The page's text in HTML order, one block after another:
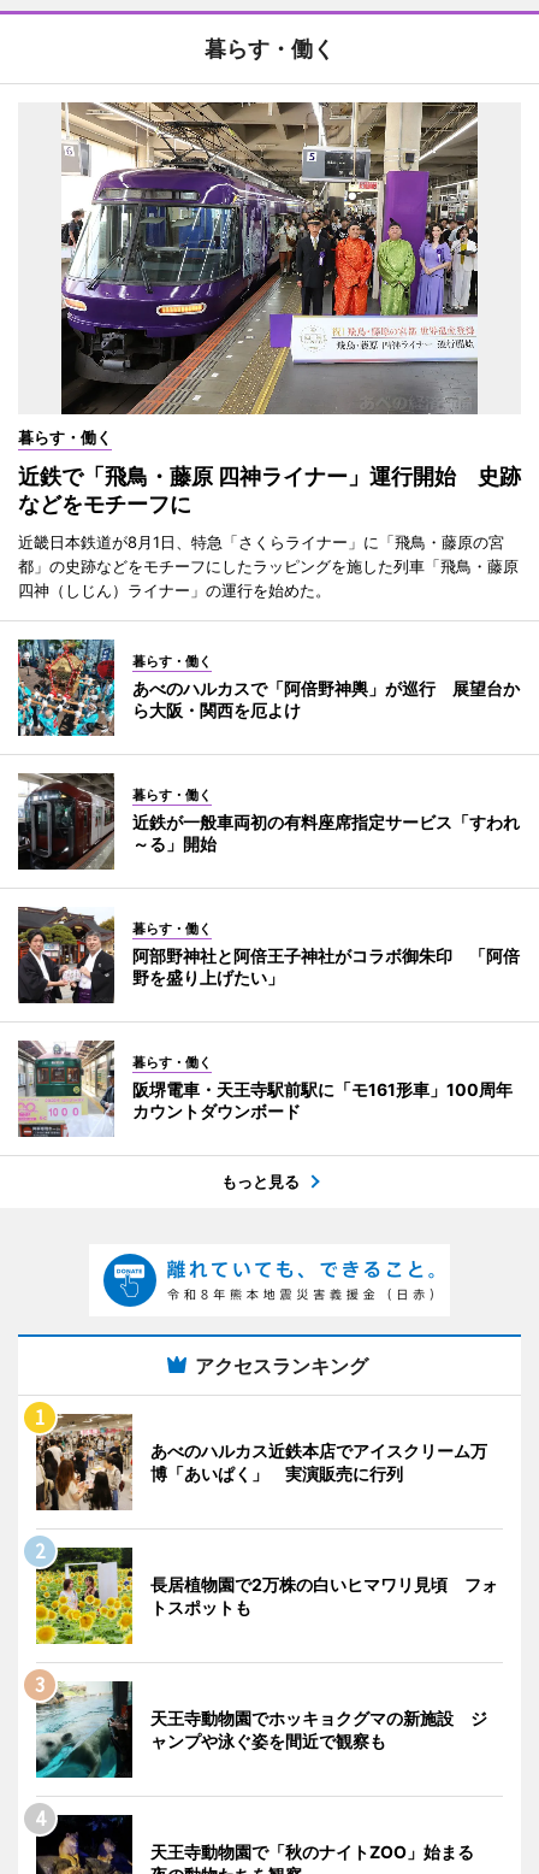
暮らす・働く
暮らす・働く
近鉄で「飛鳥・藤原 四神ライナー」運行開始 史跡
などをモチーフに
近畿日本鉄道が8月1日、特急「さくらライナー」に「飛鳥・藤原の宮
都」の史跡などをモチーフにしたラッピングを施した列車「飛鳥・藤原
四神（しじん）ライナー」の運行を始めた。
暮らす・働く
あべのハルカスで「阿倍野神輿」が巡行 展望台か
ら大阪・関西を厄よけ
暮らす・働く
近鉄が一般車両初の有料座席指定サービス「すわれ
～る」開始
暮らす・働く
阿部野神社と阿倍王子神社がコラボ御朱印 「阿倍
野を盛り上げたい」
暮らす・働く
阪堺電車・天王寺駅前駅に「モ161形車」100周年
カウントダウンボード
もっと見る
アクセスランキング
あべのハルカス近鉄本店でアイスクリーム万
博「あいぱく」 実演販売に行列
長居植物園で2万株の白いヒマワリ見頃 フォ
トスポットも
天王寺動物園でホッキョクグマの新施設 ジ
ャンプや泳ぐ姿を間近で観察も
天王寺動物園で「秋のナイトZOO」始まる